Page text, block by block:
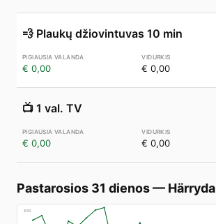
💨 Plaukų džiovintuvas 10 min
€ 0,00 € 0,00
📺 1 val. TV
€ 0,00 € 0,00
Pastarosios 31 dienos— Härryda
€83